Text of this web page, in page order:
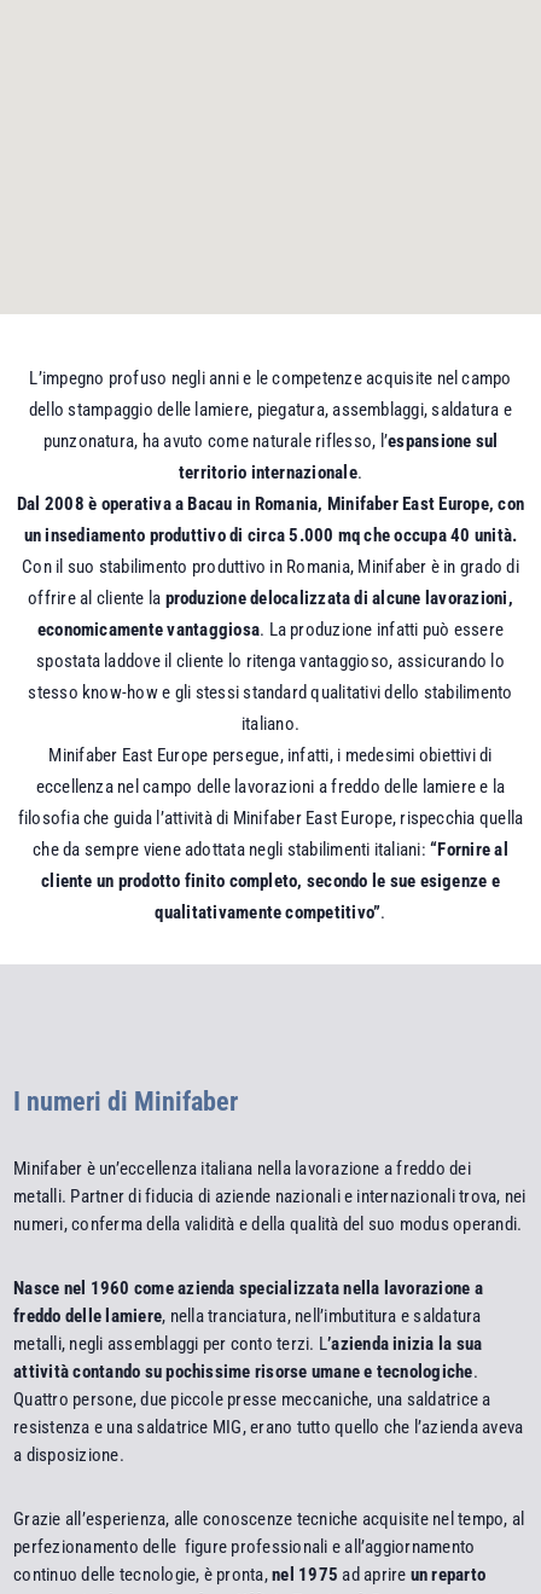
L’impegno profuso negli anni e le competenze acquisite nel campo
dello stampaggio delle lamiere, piegatura, assemblaggi, saldatura e
punzonatura, ha avuto come naturale riflesso, l’espansione sul
territorio internazionale.
Dal 2008 è operativa a Bacau in Romania, Minifaber East Europe, con
un insediamento produttivo di circa 5.000 mq che occupa 40 unità.
Con il suo stabilimento produttivo in Romania, Minifaber è in grado di
offrire al cliente la produzione delocalizzata di alcune lavorazioni,
economicamente vantaggiosa. La produzione infatti può essere
spostata laddove il cliente lo ritenga vantaggioso, assicurando lo
stesso know-how e gli stessi standard qualitativi dello stabilimento
italiano.
Minifaber East Europe persegue, infatti, i medesimi obiettivi di
eccellenza nel campo delle lavorazioni a freddo delle lamiere e la
filosofia che guida l’attività di Minifaber East Europe, rispecchia quella
che da sempre viene adottata negli stabilimenti italiani:“Fornire al
cliente un prodotto finito completo, secondo le sue esigenze e
qualitativamente competitivo”.
I numeri di Minifaber
Minifaber è un’eccellenza italiana nella lavorazione a freddo dei
metalli. Partner di fiducia di aziende nazionali e internazionali trova, nei
numeri, conferma della validità e della qualità del suo modus operandi.
Nasce nel 1960 come azienda specializzata nella lavorazione a
freddo delle lamiere, nella tranciatura, nell’imbutitura e saldatura
metalli, negli assemblaggi per conto terzi. L’azienda inizia la sua
attività contando su pochissime risorse umane e tecnologiche.
Quattro persone, due piccole presse meccaniche, una saldatrice a
resistenza e una saldatrice MIG, erano tutto quello che l’azienda aveva
a disposizione.
Grazie all’esperienza, alle conoscenze tecniche acquisite nel tempo, al
perfezionamento delle figure professionali e all’aggiornamento
continuo delle tecnologie, è pronta,nel 1975ad aprire un reparto